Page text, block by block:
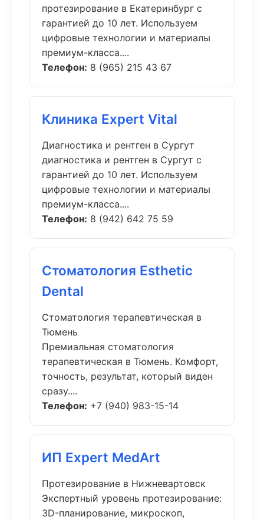
протезирование в Екатеринбург с
гарантией до 10 лет. Используем
цифровые технологии и материалы
премиум-класса....
Телефон: 8 (965) 215 43 67
Клиника Expert Vital
Диагностика и рентген в Сургут
диагностика и рентген в Сургут с
гарантией до 10 лет. Используем
цифровые технологии и материалы
премиум-класса....
Телефон: 8 (942) 642 75 59
Стоматология Esthetic
Dental
Стоматология терапевтическая в
Тюмень
Премиальная стоматология
терапевтическая в Тюмень. Комфорт,
точность, результат, который виден
сразу....
Телефон: +7 (940) 983-15-14
ИП Expert MedArt
Протезирование в Нижневартовск
Экспертный уровень протезирование:
3D-планирование, микроскоп,